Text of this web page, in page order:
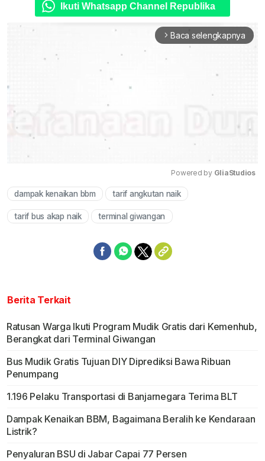
Ikuti Whatsapp Channel Republika
arrow_forward_ios Baca selengkapnya
Powered by GliaStudios
dampak kenaikan bbm tarif angkutan naik
tarif bus akap naik terminal giwangan
Berita Terkait
Ratusan Warga Ikuti Program Mudik Gratis dari Kemenhub,
Berangkat dari Terminal Giwangan
Bus Mudik Gratis Tujuan DIY Diprediksi Bawa Ribuan
Penumpang
1.196 Pelaku Transportasi di Banjarnegara Terima BLT
Dampak Kenaikan BBM, Bagaimana Beralih ke Kendaraan
Listrik?
Penyaluran BSU di Jabar Capai 77 Persen